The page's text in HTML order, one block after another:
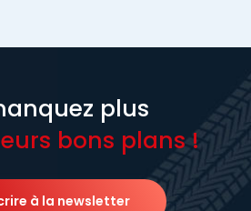
plus
bons plans !
à la newsletter